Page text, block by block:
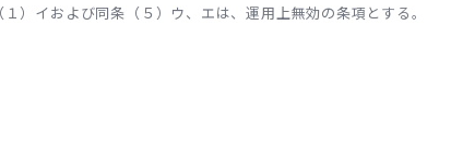
）イおよび同条（５）ウ、エは、運用上無効の条項とする。